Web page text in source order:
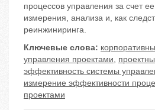
процессов управления за счет
измерения, анализа и, как
реинжиниринга.
Ключевые слова:
управления проектами,
эффективность системы
измерение эффективности
проектами